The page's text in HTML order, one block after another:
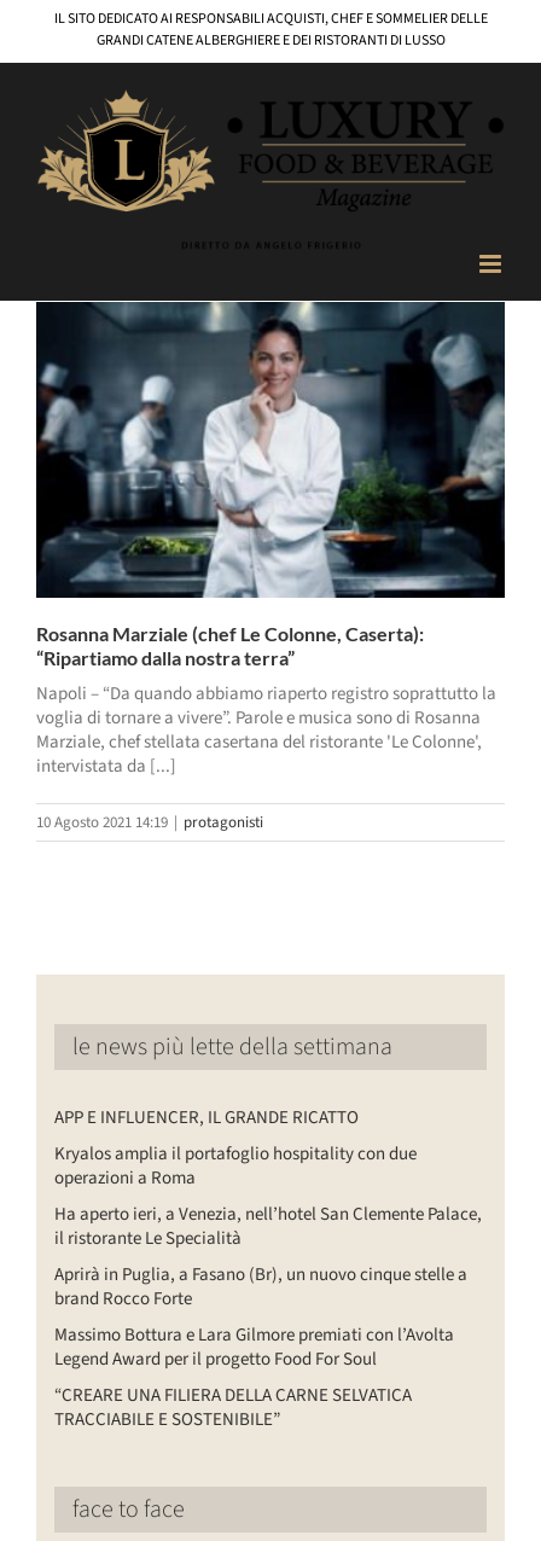
contenuto
IL SITO DEDICATO AI RESPONSABILI ACQUISTI, CHEF E SOMMELIER DELLE
GRANDI CATENE ALBERGHIERE E DEI RISTORANTI DI LUSSO
Rosanna Marziale (chef Le Colonne, Caserta):
“Ripartiamo dalla nostra terra”
Napoli – “Da quando abbiamo riaperto registro soprattutto la
voglia di tornare a vivere”. Parole e musica sono di Rosanna
Marziale, chef stellata casertana del ristorante 'Le Colonne',
intervistata da [...]
10 Agosto 2021 14:19 | protagonisti
le news più lette della settimana
APP E INFLUENCER, IL GRANDE RICATTO
Kryalos amplia il portafoglio hospitality con due
operazioni a Roma
Ha aperto ieri, a Venezia, nell’hotel San Clemente Palace,
il ristorante Le Specialità
Aprirà in Puglia, a Fasano (Br), un nuovo cinque stelle a
brand Rocco Forte
Massimo Bottura e Lara Gilmore premiati con l’Avolta
Legend Award per il progetto Food For Soul
“CREARE UNA FILIERA DELLA CARNE SELVATICA
TRACCIABILE E SOSTENIBILE”
face to face